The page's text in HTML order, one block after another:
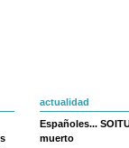
actualidad
Españoles...
muerto